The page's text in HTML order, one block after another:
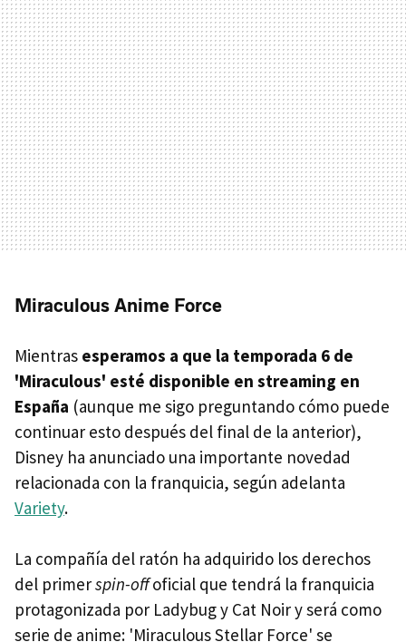
Miraculous Anime Force
Mientras esperamos a que la temporada 6 de
'Miraculous' esté disponible en streaming en
España (aunque me sigo preguntando cómo puede
continuar esto después del final de la anterior),
Disney ha anunciado una importante novedad
relacionada con la franquicia, según adelanta
Variety.
La compañía del ratón ha adquirido los derechos
del primerspin-offoficial que tendrá la franquicia
protagonizada por Ladybug y Cat Noir y será como
serie de anime: 'Miraculous Stellar Force' se